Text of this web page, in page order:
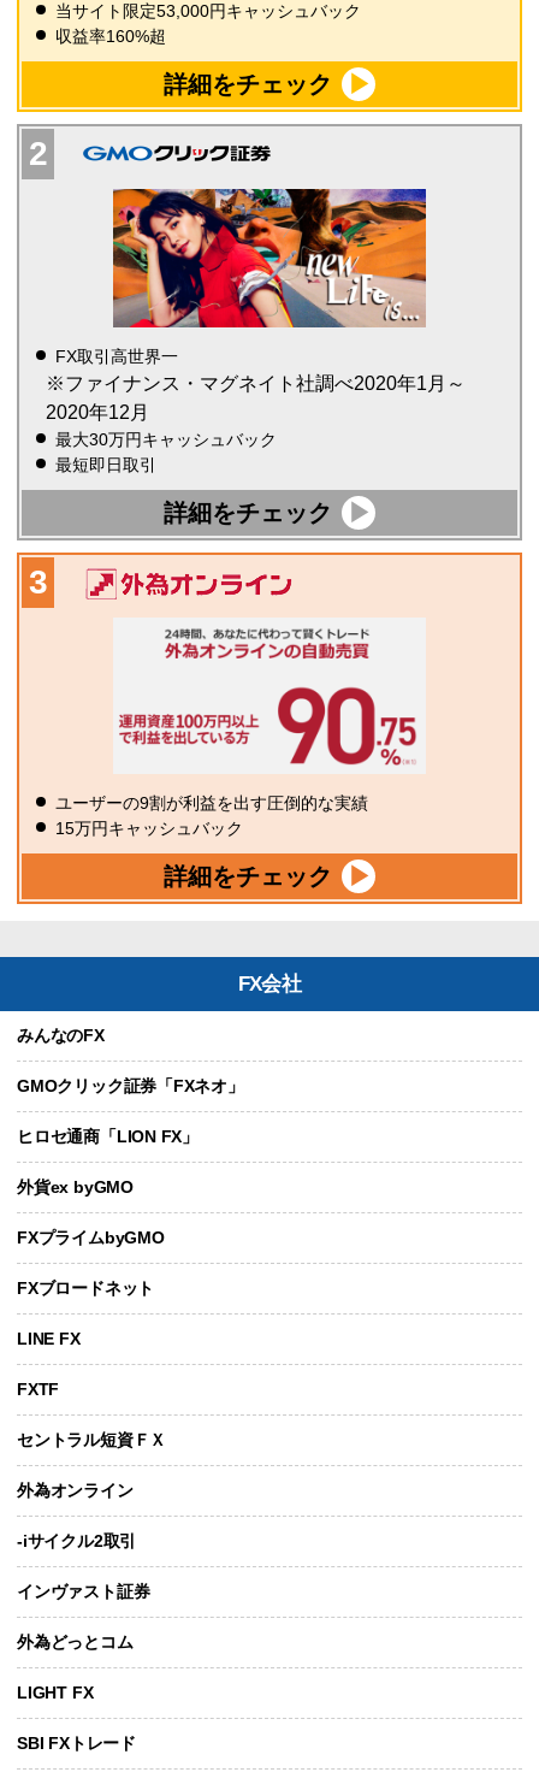
当サイト限定53,000円キャッシュバック
収益率160%超
詳細をチェック
FX取引高世界一
※ファイナンス・マグネイト社調べ2020年1月～
2020年12月
最大30万円キャッシュバック
最短即日取引
詳細をチェック
ユーザーの9割が利益を出す圧倒的な実績
15万円キャッシュバック
詳細をチェック
FX会社
みんなのFX
GMOクリック証券「FXネオ」
ヒロセ通商「LION FX」
外貨ex byGMO
FXプライムbyGMO
FXブロードネット
LINE FX
FXTF
セントラル短資ＦＸ
外為オンライン
-iサイクル2取引
インヴァスト証券
外為どっとコム
LIGHT FX
SBI FXトレード